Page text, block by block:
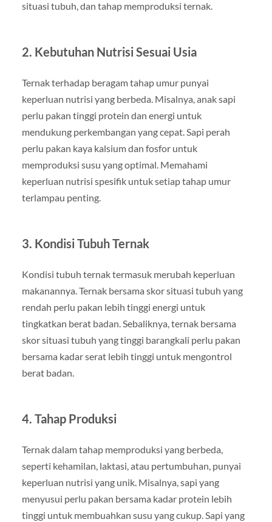
situasi tubuh, dan tahap memproduksi ternak.
2. Kebutuhan Nutrisi Sesuai Usia
Ternak terhadap beragam tahap umur punyai
keperluan nutrisi yang berbeda. Misalnya, anak sapi
perlu pakan tinggi protein dan energi untuk
mendukung perkembangan yang cepat. Sapi perah
perlu pakan kaya kalsium dan fosfor untuk
memproduksi susu yang optimal. Memahami
keperluan nutrisi spesifik untuk setiap tahap umur
terlampau penting.
3. Kondisi Tubuh Ternak
Kondisi tubuh ternak termasuk merubah keperluan
makanannya. Ternak bersama skor situasi tubuh yang
rendah perlu pakan lebih tinggi energi untuk
tingkatkan berat badan. Sebaliknya, ternak bersama
skor situasi tubuh yang tinggi barangkali perlu pakan
bersama kadar serat lebih tinggi untuk mengontrol
berat badan.
4. Tahap Produksi
Ternak dalam tahap memproduksi yang berbeda,
seperti kehamilan, laktasi, atau pertumbuhan, punyai
keperluan nutrisi yang unik. Misalnya, sapi yang
menyusui perlu pakan bersama kadar protein lebih
tinggi untuk membuahkan susu yang cukup. Sapi yang